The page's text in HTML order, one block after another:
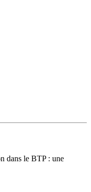
dans le BTP : une